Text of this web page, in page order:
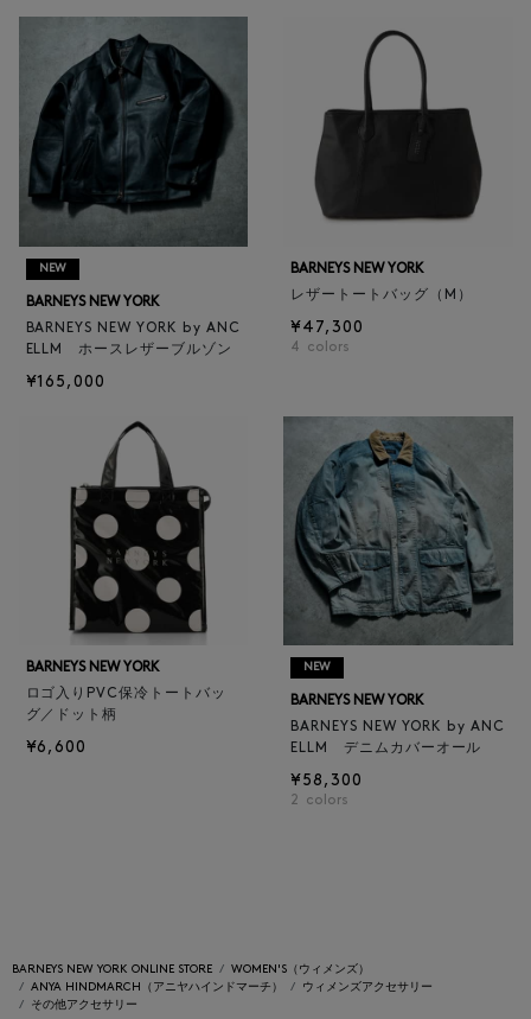
NEW
BARNEYS NEW YORK
BARNEYS NEW YORK by ANC
ELLM ホースレザーブルゾン
¥165,000
BARNEYS NEW YORK
レザートートバッグ（M）
¥47,300
4 colors
BARNEYS NEW YORK
ロゴ入りPVC保冷トートバッ
グ／ドット柄
¥6,600
NEW
BARNEYS NEW YORK
BARNEYS NEW YORK by ANC
ELLM デニムカバーオール
¥58,300
2 colors
BARNEYS NEW YORK ONLINE STORE
WOMEN'S（ウィメンズ）
ANYA HINDMARCH（アニヤハインドマーチ）
ウィメンズアクセサリー
その他アクセサリー